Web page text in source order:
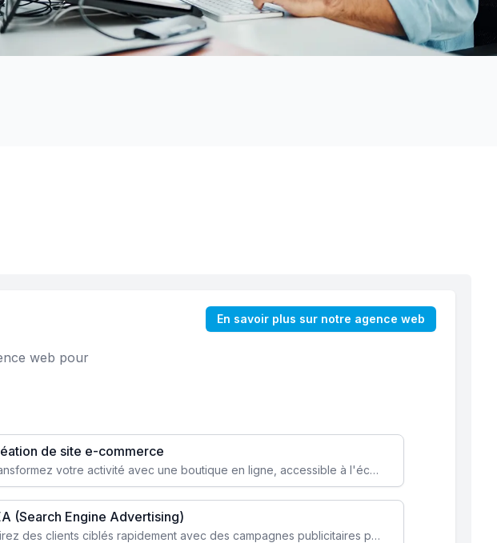
En savoir plus sur notre agence web
web pour
de site e-commerce
Transformez votre activité avec une boutique en ligne, accessible à l'échelle mondiale 24/7.
(Search Engine Advertising)
Attirez des clients ciblés rapidement avec des campagnes publicitaires payantes optimisées pour vos objectifs.